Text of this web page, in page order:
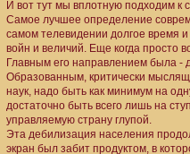
И вот тут мы вплотную подходим к
Самое лучшее определение
самом телевидении долгое время
войн и величий. Еще когда просто
Главным его направлением была -
Образованным, критически
наук, надо быть как минимум на
достаточно быть всего лишь на
управляемую страну глупой.
Эта дебилизация населения
экран был забит продуктом, в